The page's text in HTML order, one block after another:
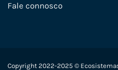
Fale connosco
Copyright 2022-2025 ©